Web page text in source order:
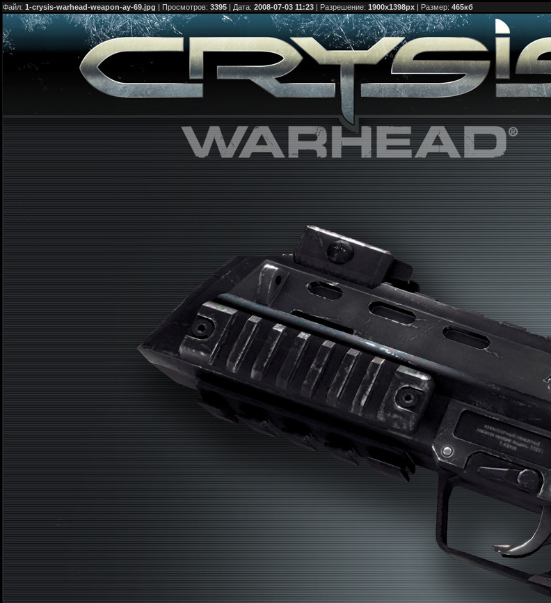
Файл: 1-crysis-warhead-weapon-ay-69.jpg | Просмотров: 3395 | Дата: 2008-07-03 11:23 | Разрешение: 1900x1398px | Размер: 465кб